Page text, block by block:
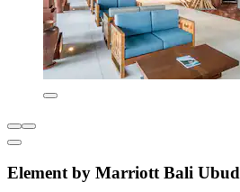
Element by Marriott Bali Ubud